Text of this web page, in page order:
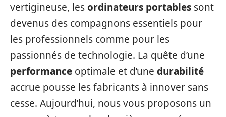
vertigineuse, lesordinateurs portables sont
devenus des compagnons essentiels pour
les professionnels comme pour les
passionnés de technologie. La quête d’une
performance optimale et d’une durabilité
accrue pousse les fabricants à innover sans
cesse. Aujourd’hui, nous vous proposons un